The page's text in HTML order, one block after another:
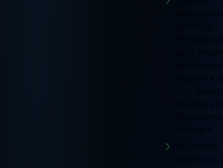
Zentrale
und
eigene
mit
flexibles
Hunden
Mobilität: